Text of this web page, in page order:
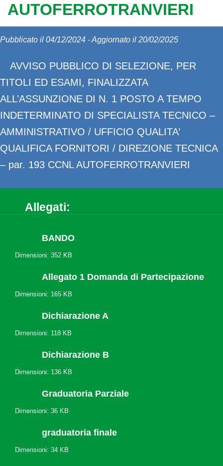
AUTOFERROTRANVIERI
Pubblicato il 04/12/2024 - Aggiornato il 20/02/2025
AVVISO PUBBLICO DI SELEZIONE, PER
TITOLI ED ESAMI, FINALIZZATA
ALL’ASSUNZIONE DI N. 1 POSTO A TEMPO
INDETERMINATO DI SPECIALISTA TECNICO –
AMMINISTRATIVO / UFFICIO QUALITA’
QUALIFICA FORNITORI / DIREZIONE TECNICA
– par. 193 CCNL AUTOFERROTRANVIERI
Allegati:
BANDO
Dimensioni: 352 KB
Allegato 1 Domanda di Partecipazione
Dimensioni: 165 KB
Dichiarazione A
Dimensioni: 118 KB
Dichiarazione B
Dimensioni: 136 KB
Graduatoria Parziale
Dimensioni: 36 KB
graduatoria finale
Dimensioni: 34 KB